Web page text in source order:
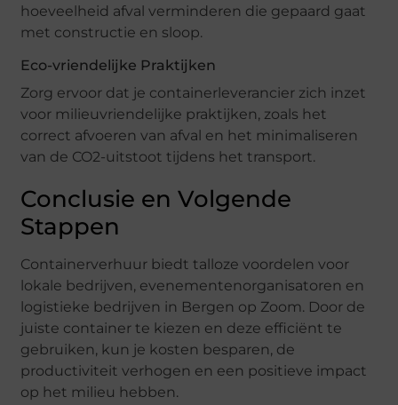
hoeveelheid afval verminderen die gepaard gaat
met constructie en sloop.
Eco-vriendelijke Praktijken
Zorg ervoor dat je containerleverancier zich inzet
voor milieuvriendelijke praktijken, zoals het
correct afvoeren van afval en het minimaliseren
van de CO2-uitstoot tijdens het transport.
Conclusie en Volgende
Stappen
Containerverhuur biedt talloze voordelen voor
lokale bedrijven, evenementenorganisatoren en
logistieke bedrijven in Bergen op Zoom. Door de
juiste container te kiezen en deze efficiënt te
gebruiken, kun je kosten besparen, de
productiviteit verhogen en een positieve impact
op het milieu hebben.